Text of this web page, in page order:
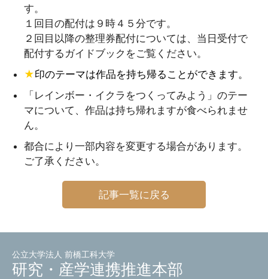
す。
１回目の配付は９時４５分です。
２回目以降の整理券配付については、当日受付で
配付するガイドブックをご覧ください。
★印のテーマは作品を持ち帰ることができます。
「レインボー・イクラをつくってみよう」のテー
マについて、作品は持ち帰れますが食べられませ
ん。
都合により一部内容を変更する場合があります。
ご了承ください。
記事一覧に戻る
公立大学法人 前橋工科大学
研究・産学連携推進本部